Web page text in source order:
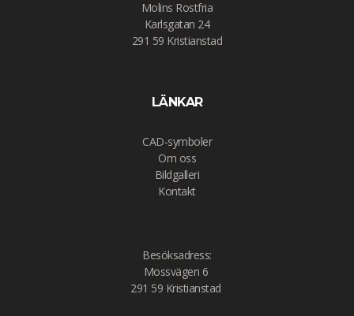
Molins Rostfria
Karlsgatan 24
291 59 Kristianstad
LÄNKAR
CAD-symboler
Om oss
Bildgalleri
Kontakt
Besöksadress:
Mossvägen 6
291 59 Kristianstad